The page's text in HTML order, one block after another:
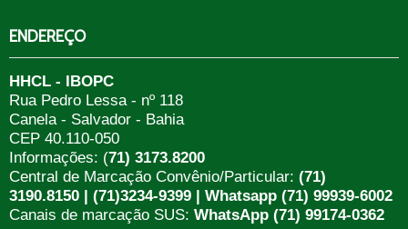
ENDEREÇO
HHCL - IBOPC
Rua Pedro Lessa - nº 118
Canela - Salvador - Bahia
CEP 40.110-050
Informações: (71) 3173.8200
Central de Marcação Convênio/Particular: (71)
3190.8150 | (71)3234-9399 | Whatsapp (71) 99939-6002
Canais de marcação SUS: WhatsApp (71) 99174-0362